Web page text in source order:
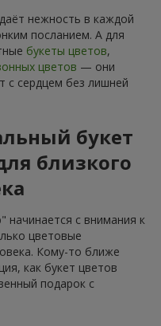
нежность в каждой
посланием. А для
букеты цветов,
цветов — они
с сердцем без лишней
букет
близкого
с внимания к
цветовые
Кому-то ближе
как букет цветов
подарок с